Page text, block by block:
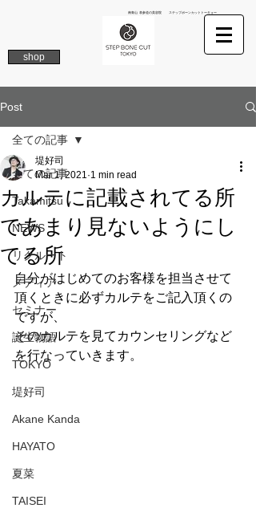
南青山 表参道の美容院 ステップボーンカットトーキョー
shop
Post
全ての記事
Takamitsu
NEWS
リクルート
メディア
セミナー
誕生物語
TOKYO
堤好司
Akane Kanda
HAYATO
夏菜
TAISEI
全ての記事
カルテに記載されてる所
であまり見ないようにし
てる所
堤好司
Mar 1, 2021 1 min read
自分がはじめてのお客様を担当させて
頂くときに必ずカルテをご記入頂くの
ですが、
そのカルテを見てカウンセリングなど
を行なっていきます。